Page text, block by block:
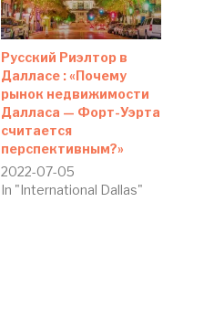
Русский Риэлтор в
Далласе : «Почему
рынок недвижимости
Далласа — Форт-Уэрта
считается
перспективным?»
2022-07-05
In "International Dallas"